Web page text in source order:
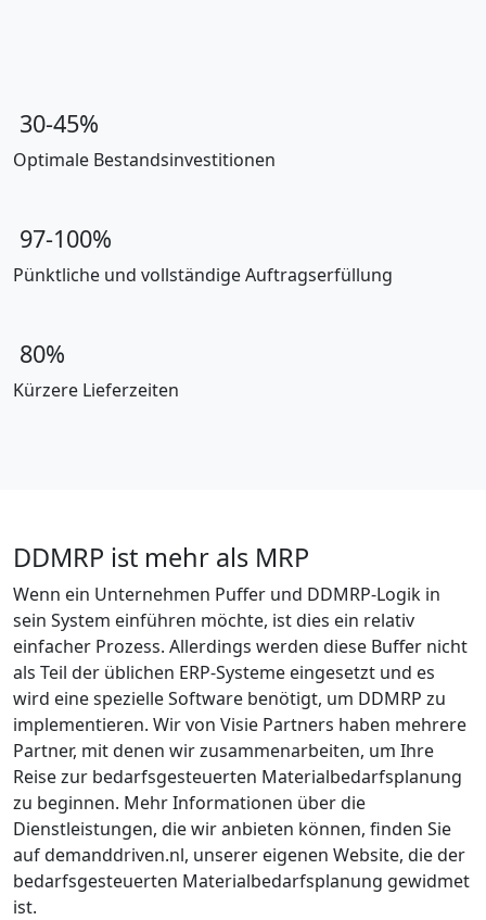
30-45%
Optimale Bestandsinvestitionen
97-100%
Pünktliche und vollständige Auftragserfüllung
80%
Kürzere Lieferzeiten
DDMRP ist mehr als MRP
Wenn ein Unternehmen Puffer und DDMRP-Logik in
sein System einführen möchte, ist dies ein relativ
einfacher Prozess. Allerdings werden diese Buffer nicht
als Teil der üblichen ERP-Systeme eingesetzt und es
wird eine spezielle Software benötigt, um DDMRP zu
implementieren. Wir von Visie Partners haben mehrere
Partner, mit denen wir zusammenarbeiten, um Ihre
Reise zur bedarfsgesteuerten Materialbedarfsplanung
zu beginnen. Mehr Informationen über die
Dienstleistungen, die wir anbieten können, finden Sie
auf demanddriven.nl, unserer eigenen Website, die der
bedarfsgesteuerten Materialbedarfsplanung gewidmet
ist.